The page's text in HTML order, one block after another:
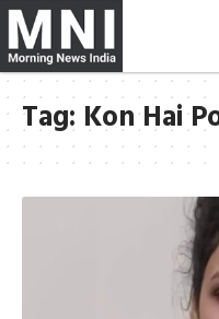
Tag: Kon Hai